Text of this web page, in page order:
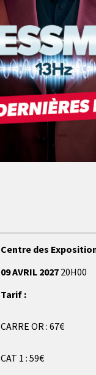
Centre des
09 AVRIL 2027 20H00
Tarif :
CARRE OR : 67€
CAT 1 : 59€